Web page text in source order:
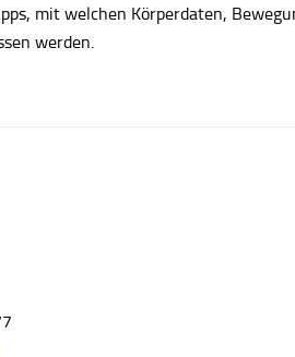
mit welchen Körperdaten,
werden.